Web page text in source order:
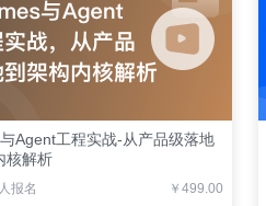
Agent工程实战-从产品级落地
核解析
报名 ￥499.00